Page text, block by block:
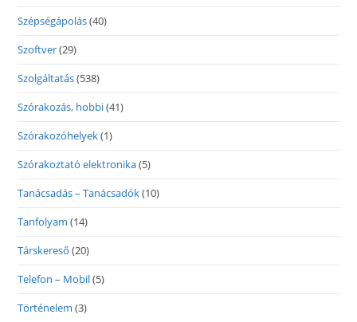
Szépségápolás(40)
Szoftver(29)
Szolgáltatás(538)
Szórakozás, hobbi(41)
Szórakozóhelyek(1)
Szórakoztató elektronika(5)
Tanácsadás – Tanácsadók(10)
Tanfolyam (14)
Társkereső (20)
Telefon – Mobil(5)
Történelem (3)